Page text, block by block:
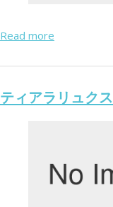
Read more
ティアラリュクス